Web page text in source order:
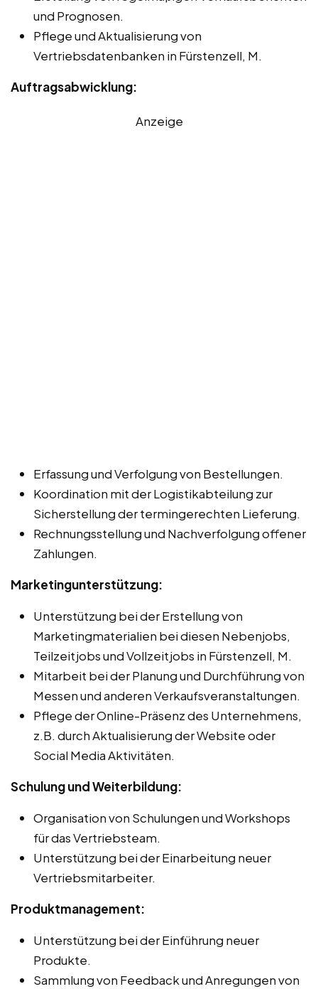
und Prognosen.
Pflege und Aktualisierung von
Vertriebsdatenbanken in Fürstenzell, M.
Auftragsabwicklung:
Anzeige
Erfassung und Verfolgung von Bestellungen.
Koordination mit der Logistikabteilung zur
Sicherstellung der termingerechten Lieferung.
Rechnungsstellung und Nachverfolgung offener
Zahlungen.
Marketingunterstützung:
Unterstützung bei der Erstellung von
Marketingmaterialien bei diesen Nebenjobs,
Teilzeitjobs und Vollzeitjobs in Fürstenzell, M.
Mitarbeit bei der Planung und Durchführung von
Messen und anderen Verkaufsveranstaltungen.
Pflege der Online-Präsenz des Unternehmens,
z.B. durch Aktualisierung der Website oder
Social Media Aktivitäten.
Schulung und Weiterbildung:
Organisation von Schulungen und Workshops
für das Vertriebsteam.
Unterstützung bei der Einarbeitung neuer
Vertriebsmitarbeiter.
Produktmanagement:
Unterstützung bei der Einführung neuer
Produkte.
Sammlung von Feedback und Anregungen von